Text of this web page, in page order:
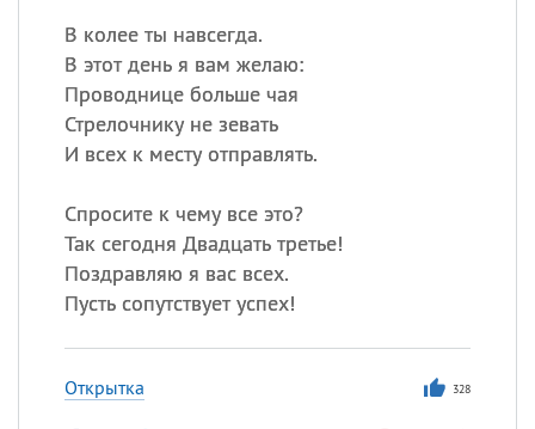
В колее ты навсегда.
В этот день я вам желаю:
Проводнице больше чая
Стрелочнику не зевать
И всех к месту отправлять.
Спросите к чему все это?
Так сегодня Двадцать третье!
Поздравляю я вас всех.
Пусть сопутствует успех!
Открытка 328
Посмотреть значение
происхождение